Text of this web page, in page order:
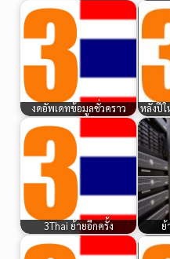
งดอัพเดทข้อมูลชั่วคราว หลังปีใ
3Thai ย้ายอีกครั้ง ย้